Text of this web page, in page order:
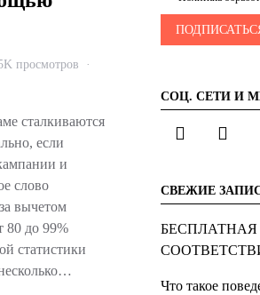
просмотров
сталкиваются
если
и
слово
вычетом
80 до 99%
статистики
СОЦ. СЕТИ И
СВЕЖИЕ
Что такое